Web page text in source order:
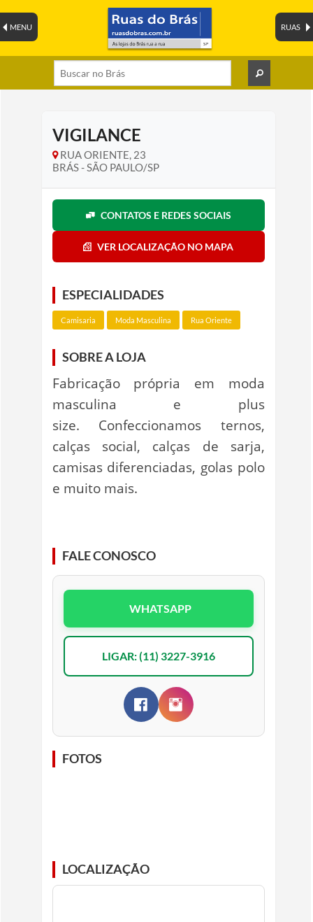
RUAS
MENU
VIGILANCE
RUA ORIENTE, 23
BRÁS - SÃO PAULO/SP
CONTATOS E REDES SOCIAIS
VER LOCALIZAÇÃO NO MAPA
ESPECIALIDADES
Camisaria Moda Masculina Rua Oriente
SOBRE A LOJA
Fabricação própria em moda
masculina e plus
size. Confeccionamos ternos,
calças social, calças de sarja,
camisas diferenciadas, golas polo
e muito mais.
FALE CONOSCO
WHATSAPP
LIGAR: (11) 3227-3916
FOTOS
LOCALIZAÇÃO